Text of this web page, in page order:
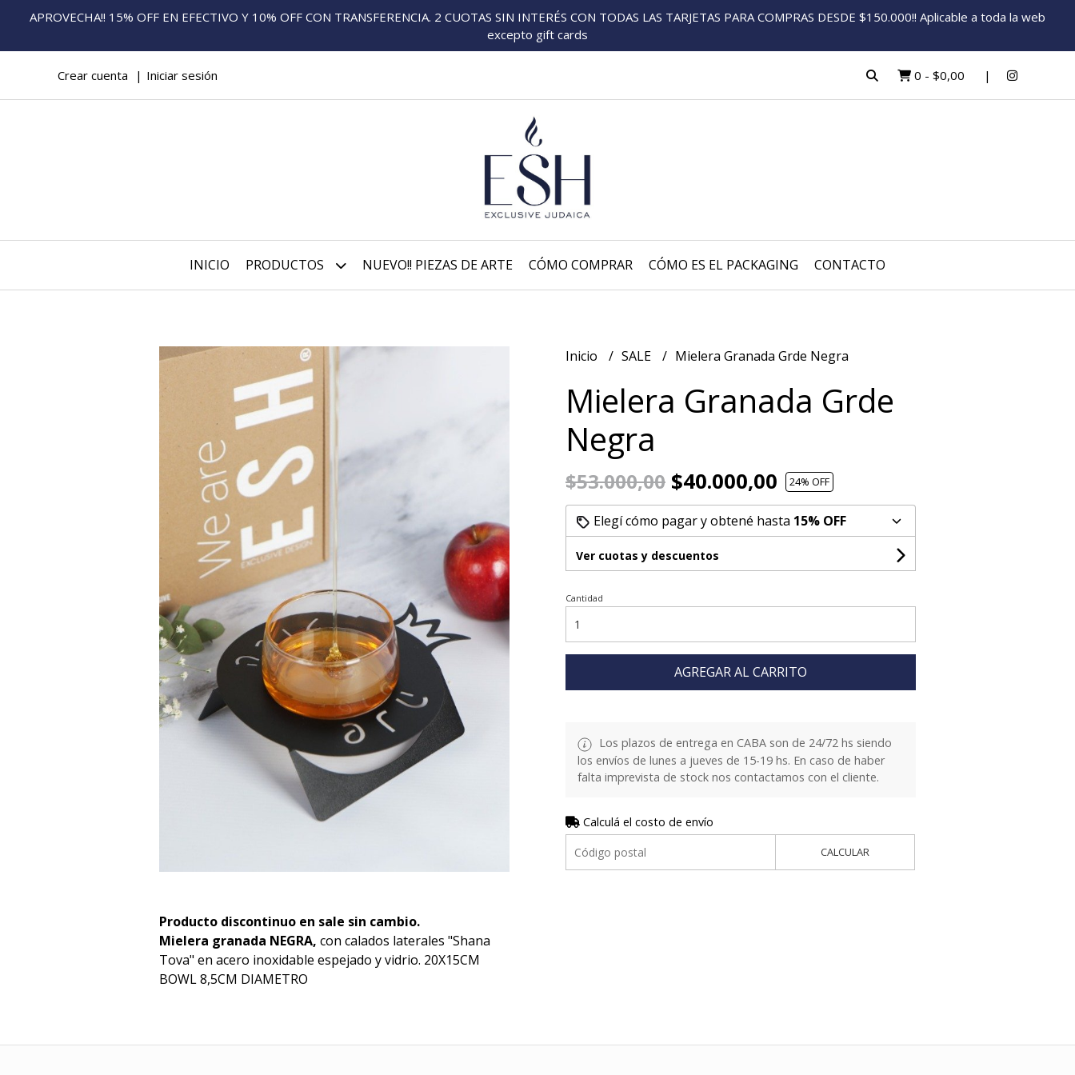
APROVECHA!! 15% OFF EN EFECTIVO Y 10% OFF CON TRANSFERENCIA. 2 CUOTAS SIN INTERÉS CON TODAS LAS TARJETAS PARA COMPRAS DESDE $150.000!! Aplicable a toda la web
excepto gift cards
Crear cuenta Iniciar sesión 0 - $0,00
INICIO PRODUCTOS NUEVO!! PIEZAS DE ARTE CÓMO COMPRAR CÓMO ES EL PACKAGING CONTACTO
Producto discontinuo en sale sin cambio.
Mielera granada NEGRA, con calados laterales "Shana
Tova" en acero inoxidable espejado y vidrio. 20X15CM
BOWL 8,5CM DIAMETRO
Inicio SALE Mielera Granada Grde Negra
Mielera Granada Grde
Negra
$53.000,00 $40.000,00 24% OFF
Elegí cómo pagar y obtené hasta 15% OFF
Ver cuotas y descuentos
Cantidad
AGREGAR AL CARRITO
Los plazos de entrega en CABA son de 24/72 hs siendo
los envíos de lunes a jueves de 15-19 hs. En caso de haber
falta imprevista de stock nos contactamos con el cliente.
Calculá el costo de envío
CALCULAR